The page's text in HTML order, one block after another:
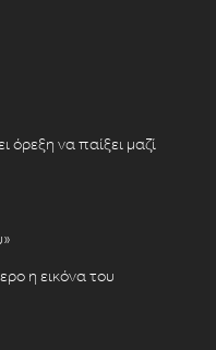
όρεξη να παίξει μαζί
η εικόνα του